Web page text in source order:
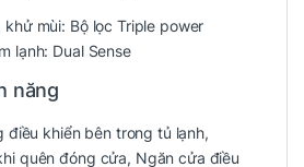
khử mùi: Bộ lọc Triple power
lạnh: Dual Sense
năng
điều khiển bên trong tủ lạnh,
quên đóng cửa, Ngăn cửa điều